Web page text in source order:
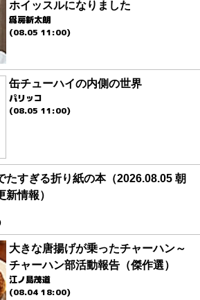
ホイッスルになりました
爲房新太朗
(08.05 11:00)
缶チューハイの内側の世界
パリッコ
(08.05 11:00)
たすぎる折り紙の本（2026.08.05 朝
新情報）
大きな唐揚げが乗ったチャーハン～
チャーハン部活動報告（傑作選）
江ノ島茂道
(08.04 18:00)